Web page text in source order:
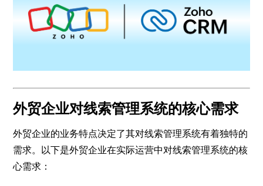
外贸企业对线索管理系统的核心需求
外贸企业的业务特点决定了其对线索管理系统有着独特的
需求。以下是外贸企业在实际运营中对线索管理系统的核
心需求：